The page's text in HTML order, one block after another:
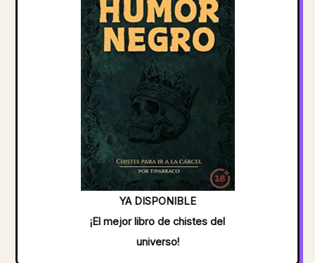
YA DISPONIBLE
¡El mejor libro de chistes del
universo!